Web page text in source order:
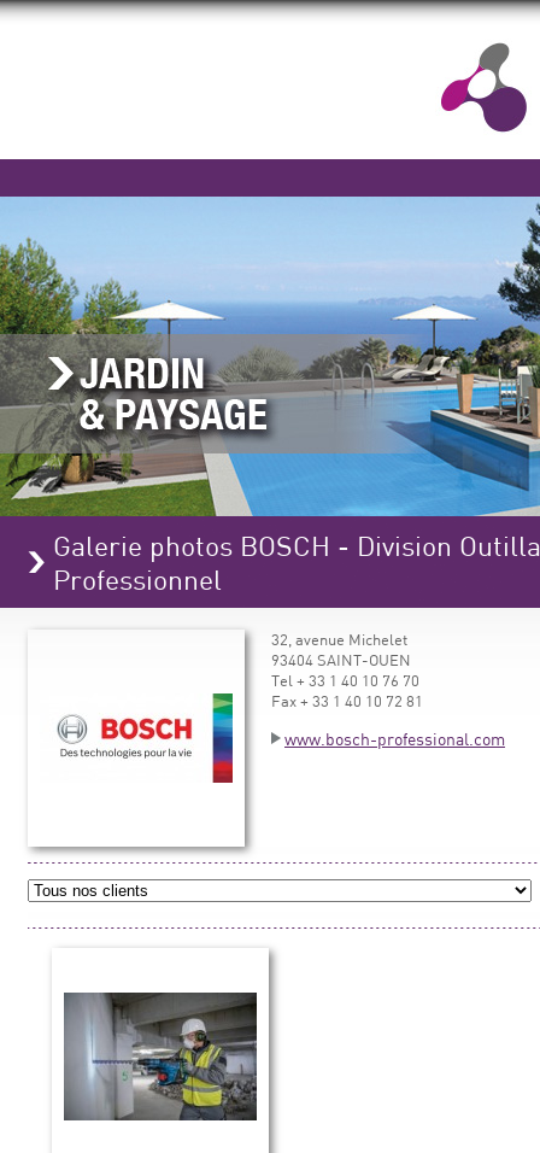
Galerie photos BOSCH - Division
Professionnel
32, avenue Michelet
93404 SAINT-OUEN
Tel + 33 1 40 10 76 70
Fax + 33 1 40 10 72 81
www.bosch-professional.com